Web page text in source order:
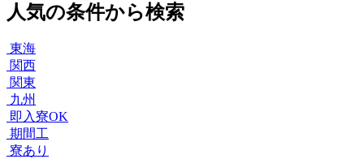
人気の条件から検索
東海
関西
関東
九州
即入寮OK
期間工
寮あり